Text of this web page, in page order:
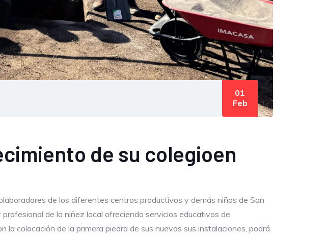
01
Feb
de su colegioen
de los diferentes centros productivos y demás niños de San
de la niñez local ofreciendo servicios educativos de
la colocación de la primera piedra de sus nuevas sus instalaciones, podrá